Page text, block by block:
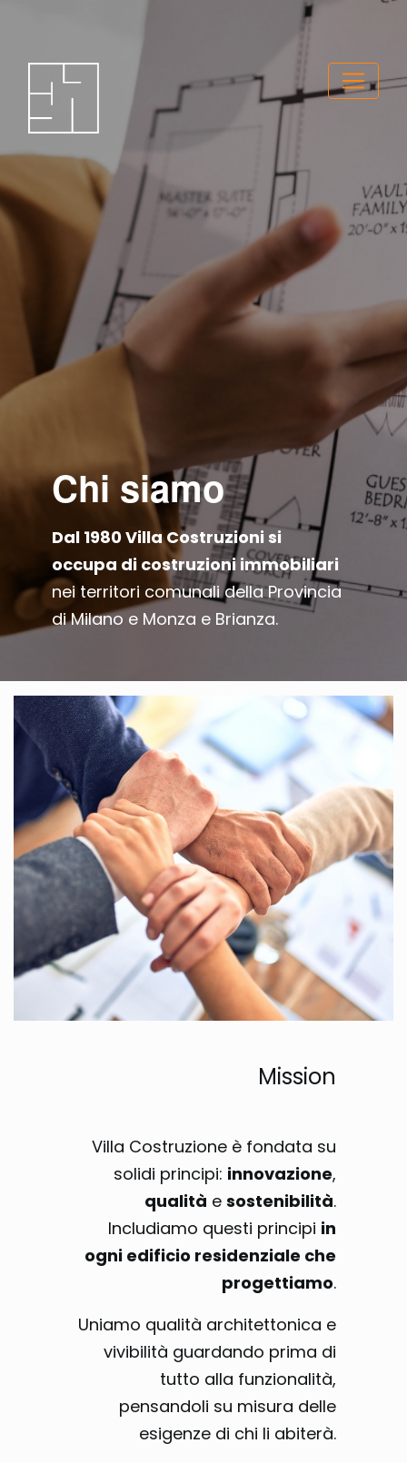
Chi siamo
Dal 1980 Villa Costruzioni si
occupa di costruzioni immobiliari
nei territori comunali della Provincia
di Milano e Monza e Brianza.
Mission
Villa Costruzione è fondata su
solidi principi: innovazione,
qualità e sostenibilità.
Includiamo questi principi in
ogni edificio residenziale che
progettiamo.
Uniamo qualità architettonica e
vivibilità guardando prima di
tutto alla funzionalità,
pensandoli su misura delle
esigenze di chi li abiterà.